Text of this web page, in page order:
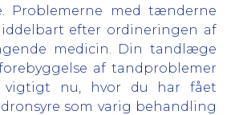
Problemerne med tænderne
efter ordineringen af
medicin. Din tandlæge
af tandproblemer
nu, hvor du har fået
som varig behandling